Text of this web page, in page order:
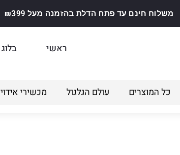
משלוח חינם עד פתח הדלת בהזמנה מעל ₪399
ראשי בלוג
כל המוצרים עולם הגלגול מכשירי אידוי